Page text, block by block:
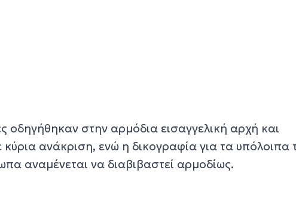
οδηγήθηκαν στην αρμόδια εισαγγελική αρχή και
ανάκριση, ενώ η δικογραφία για τα υπόλοιπα
αναμένεται να διαβιβαστεί αρμοδίως.